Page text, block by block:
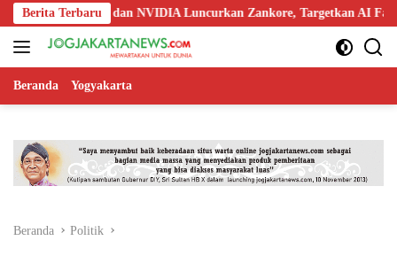
Langsung
ke
konten
Berita Terbaru
Nokia, dan NVIDIA Luncurkan Zankore, Targetkan AI Factory 1 GW
Beranda Yogyakarta
Beranda Politik